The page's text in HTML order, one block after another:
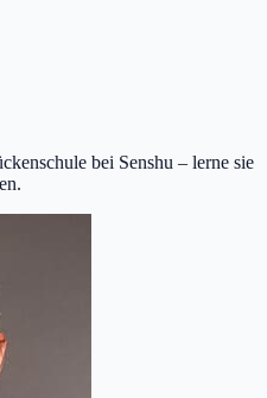
bei Senshu – lerne sie